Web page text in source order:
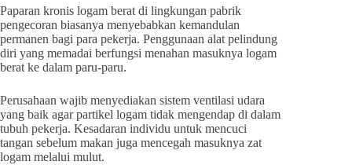
Paparan kronis logam berat di lingkungan pabrik
pengecoran biasanya menyebabkan kemandulan
permanen bagi para pekerja. Penggunaan alat pelindung
diri yang memadai berfungsi menahan masuknya logam
berat ke dalam paru-paru.
Perusahaan wajib menyediakan sistem ventilasi udara
yang baik agar partikel logam tidak mengendap di dalam
tubuh pekerja. Kesadaran individu untuk mencuci
tangan sebelum makan juga mencegah masuknya zat
logam melalui mulut.